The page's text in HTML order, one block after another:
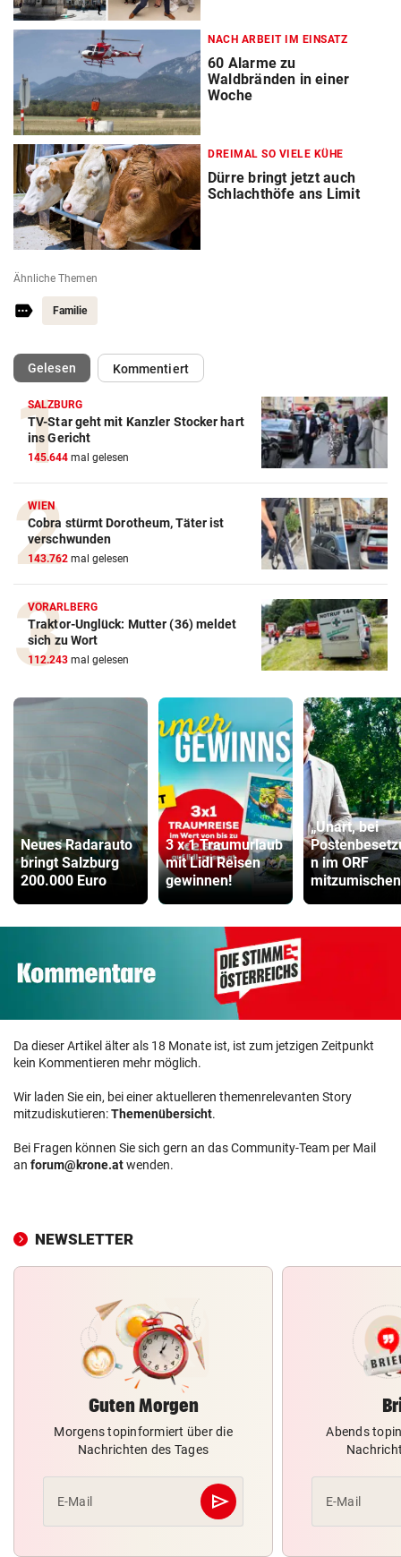
NACH ARBEIT IM EINSATZ
60 Alarme zu
Waldbränden in einer
Woche
DREIMAL SO VIELE KÜHE
Dürre bringt jetzt auch
Schlachthöfe ans Limit
Ähnliche Themen
Familie
Gelesen(ausgewählt)Kommentiert
SALZBURG
TV-Star geht mit Kanzler Stocker hart
ins Gericht
145.644 mal gelesen
WIEN
Cobra stürmt Dorotheum, Täter ist
verschwunden
143.762 mal gelesen
VORARLBERG
Traktor-Unglück: Mutter (36) meldet
sich zu Wort
112.243 mal gelesen
Neues Radarauto
bringt Salzburg
200.000 Euro
3 x 1 Traumurlaub
mit Lidl Reisen
gewinnen!
„Unart, bei
n im ORF
Da dieser Artikel älter als 18 Monate ist, ist zum jetzigen Zeitpunkt
kein Kommentieren mehr möglich.
Wir laden Sie ein, bei einer aktuelleren themenrelevanten Story
mitzudiskutieren:Themenübersicht.
Bei Fragen können Sie sich gern an das Community-Team per Mail
an forum@krone.atwenden.
NEWSLETTER
Guten Morgen
Morgens topinformiert über die
Nachrichten des Tages
E-Mail send
Abschicken
Abends
E-Mail